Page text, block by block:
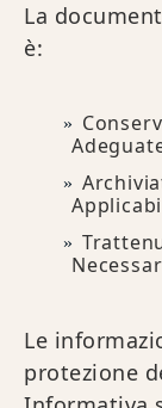
La
è:
Le
protezione